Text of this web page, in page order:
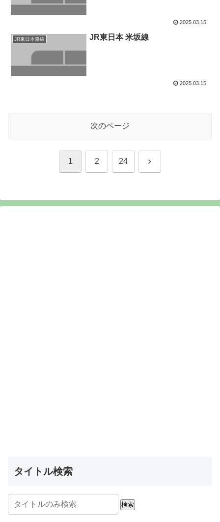
2025.03.15
JR東日本路線 JR東日本 米坂線
2025.03.15
次のページ
1 2 24 次
タイトル検索
検索